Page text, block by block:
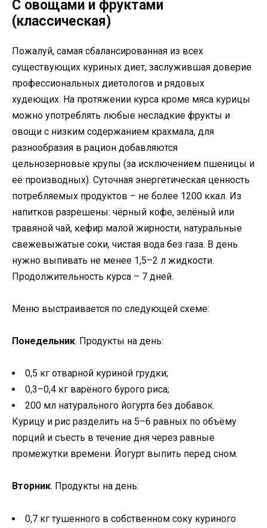
С овощами и фруктами
(классическая)
Пожалуй, самая сбалансированная из всех
существующих куриных диет, заслужившая доверие
профессиональных диетологов и рядовых
худеющих. На протяжении курса кроме мяса курицы
можно употреблять любые несладкие фрукты и
овощи с низким содержанием крахмала, для
разнообразия в рацион добавляются
цельнозерновые крупы (за исключением пшеницы и
её производных). Суточная энергетическая ценность
потребляемых продуктов – не более 1200 ккал. Из
напитков разрешены: чёрный кофе, зелёный или
травяной чай, кефир малой жирности, натуральные
свежевыжатые соки, чистая вода без газа. В день
нужно выпивать не менее 1,5–2 л жидкости.
Продолжительность курса – 7 дней.
Меню выстраивается по следующей схеме:
Понедельник. Продукты на день:
0,5 кг отварной куриной грудки;
0,3–0,4 кг варёного бурого риса;
200 мл натурального йогурта без добавок.
Курицу и рис разделить на 5–6 равных по объёму
порций и съесть в течение дня через равные
промежутки времени. Йогурт выпить перед сном.
Вторник. Продукты на день:
0,7 кг тушенного в собственном соку куриного